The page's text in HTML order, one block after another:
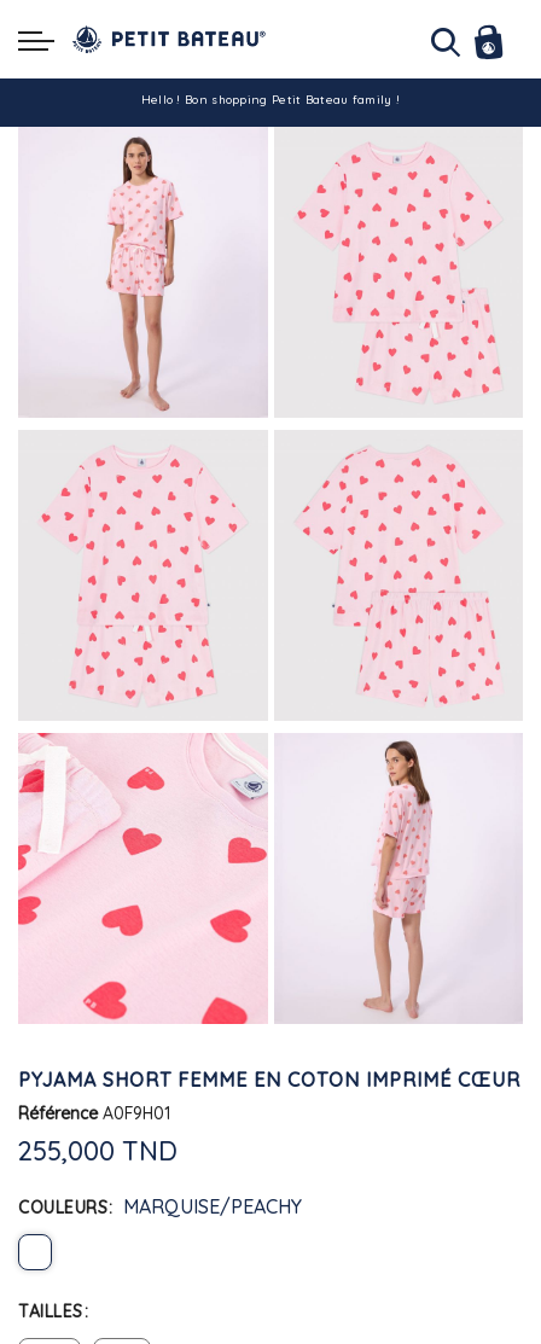
Hello ! Bon shopping Petit Bateau family !
La livraison est assurée partout en Tunisie !
-10% pour tout paiement par carte bancaire (hors promo)
PYJAMA SHORT FEMME EN COTON IMPRIMÉ CŒUR
Référence A0F9H01
255,000 TND
COULEURS MARQUISE/PEACHY
TAILLES